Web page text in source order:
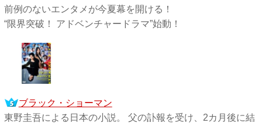
前例のないエンタメが今夏幕を開ける！
“限界突破！ アドベンチャードラマ”始動！
ブラック・ショーマン
東野圭吾による日本の小説。 父の訃報を受け、2カ月後に結